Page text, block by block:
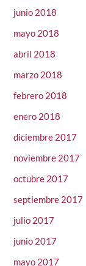
junio 2018
mayo 2018
abril 2018
marzo 2018
febrero 2018
enero 2018
diciembre 2017
noviembre 2017
octubre 2017
septiembre 2017
julio 2017
junio 2017
mayo 2017